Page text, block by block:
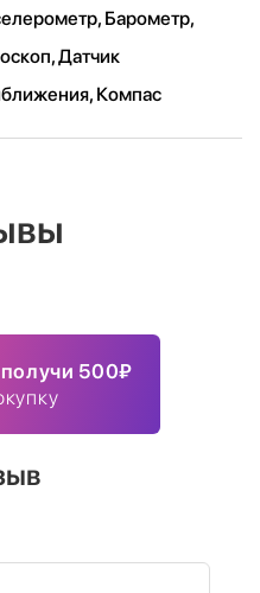
Барометр,
Датчик
Компас
получи 500₽